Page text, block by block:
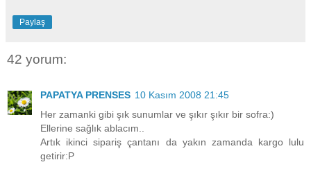
Paylaş
42 yorum:
PAPATYA PRENSES 10 Kasım 2008 21:45
Her zamanki gibi şık sunumlar ve şıkır şıkır bir sofra:)
Ellerine sağlık ablacım..
Artık ikinci sipariş çantanı da yakın zamanda kargo lulu
getirir:P